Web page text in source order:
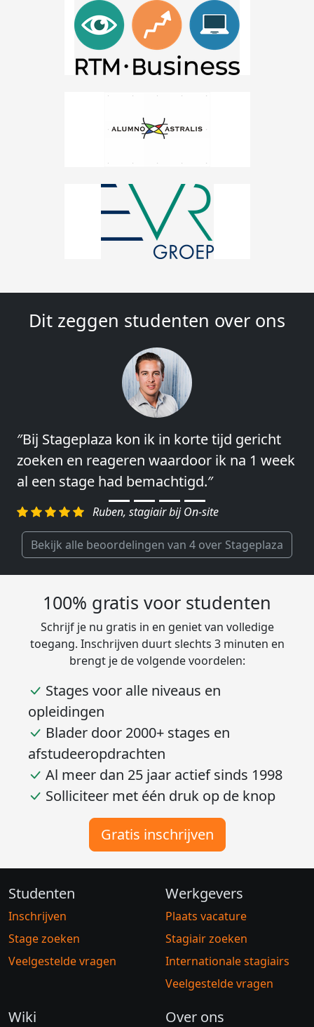
Dit zeggen studenten over ons
″Bij Stageplaza kon ik in korte tijd gericht
zoeken en reageren waardoor ik na 1 week
al een stage had bemachtigd.″
Ruben, stagiair bij On-site
″Vooral de snelheid en de betrokkenheid
van het regelen en contact leggen vond ik
erg goed.″
Charlotte, Market Segmentation
Researcher bij Genalice
Bekijk alle beoordelingen van 4 over Stageplaza
100% gratis voor studenten
Schrijf je nu gratis in en geniet van volledige
toegang. Inschrijven duurt slechts 3 minuten en
Stages voor alle niveaus en
opleidingen
Blader door 2000+ stages en
afstudeeropdrachten
Al meer dan 25 jaar actief sinds 1998
Solliciteer met één druk op de knop
Gratis inschrijven
Studenten
Inschrijven
Stage zoeken
Werkgevers
Plaats vacature
Stagiair zoeken
Internationale stagiairs